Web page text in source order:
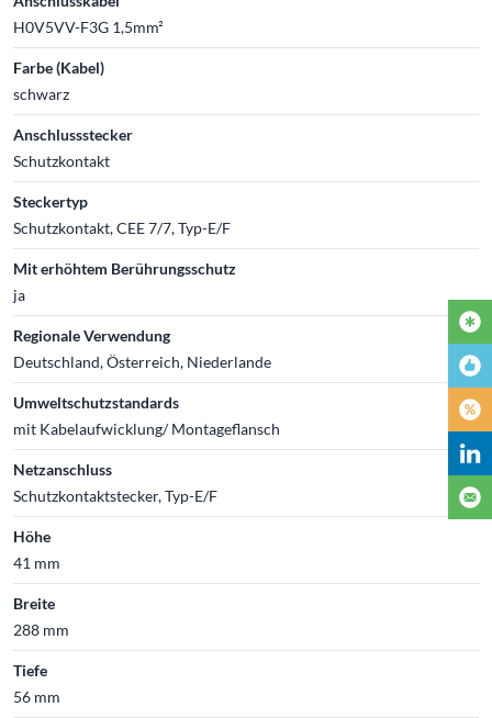
H0V5VV-F3G 1,5mm²
Farbe (Kabel)
schwarz
Anschlussstecker
Schutzkontakt
Steckertyp
Schutzkontakt, CEE 7/7, Typ-E/F
Mit erhöhtem Berührungsschutz
ja
Regionale Verwendung
Deutschland, Österreich, Niederlande
Umweltschutzstandards
mit Kabelaufwicklung/ Montageflansch
Netzanschluss
Schutzkontaktstecker, Typ-E/F
Höhe
41 mm
Breite
288 mm
Tiefe
56 mm